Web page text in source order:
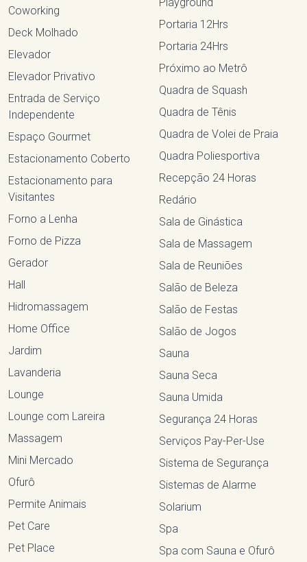
Coworking
Deck Molhado
Elevador
Elevador Privativo
Entrada de Serviço
Independente
Espaço Gourmet
Estacionamento Coberto
Estacionamento para
Visitantes
Forno a Lenha
Forno de Pizza
Gerador
Hall
Hidromassagem
Home Office
Jardim
Lavanderia
Lounge
Lounge com Lareira
Massagem
Mini Mercado
Ofurô
Permite Animais
Pet Care
Pet Place
Portaria 12Hrs
Portaria 24Hrs
Próximo ao Metrô
Quadra de Squash
Quadra de Tênis
Quadra de Volei de Praia
Quadra Poliesportiva
Recepção 24 Horas
Redário
Sala de Ginástica
Sala de Massagem
Sala de Reuniões
Salão de Beleza
Salão de Festas
Salão de Jogos
Sauna
Sauna Seca
Sauna Umida
Segurança 24 Horas
Serviços Pay-Per-Use
Sistema de Segurança
Sistemas de Alarme
Solarium
Spa
Spa com Sauna e Ofurô